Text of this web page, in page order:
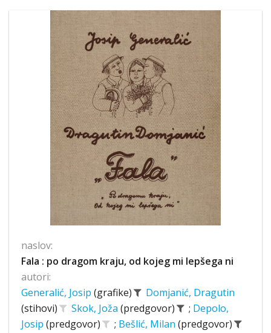
naslov:
Fala : po dragom kraju, od kojeg mi lepšega ni
autori:
Generalić, Josip (grafike)
Domjanić, Dragutin
(stihovi)
Skok, Joža (predgovor) ; Depolo,
Josip (predgovor) ; Bešlić, Milan (predgovor)